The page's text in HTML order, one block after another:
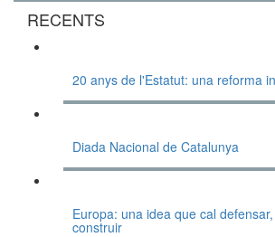
RECENTS
20 anys de l'Estatut: una reforma
Diada Nacional de Catalunya
Europa: una idea que cal
construir